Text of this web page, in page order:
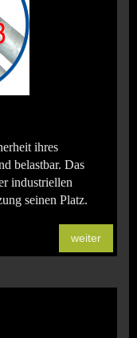
ihres
belastbar. Das
industriellen
seinen Platz.
weiter